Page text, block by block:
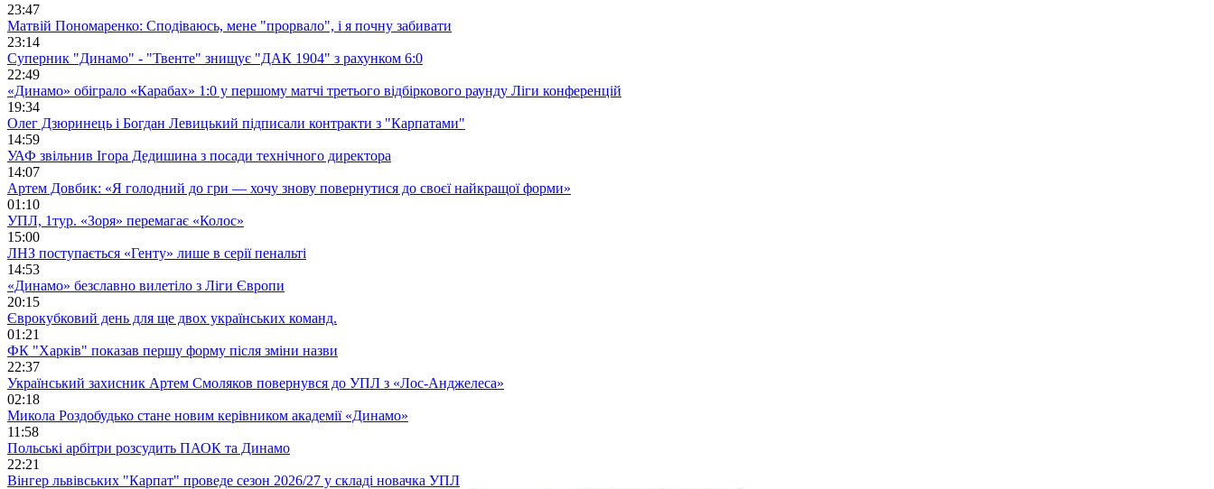
23:47
Матвій Пономаренко: Сподіваюсь, мене "прорвало", і я почну забивати
23:14
Суперник "Динамо" - "Твенте" знищує "ДАК 1904" з рахунком 6:0
22:49
«Динамо» обіграло «Карабах» 1:0 у першому матчі третього відбіркового раунду Ліги конференцій
19:34
Олег Дзюринець і Богдан Левицький підписали контракти з "Карпатами"
14:59
УАФ звільнив Ігора Дедишина з посади технічного директора
14:07
Артем Довбик: «Я голодний до гри — хочу знову повернутися до своєї найкращої форми»
01:10
УПЛ, 1тур. «Зоря» перемагає «Колос»
15:00
ЛНЗ поступається «Генту» лише в серії пенальті
14:53
«Динамо» безславно вилетіло з Ліги Європи
20:15
Єврокубковий день для ще двох українських команд.
01:21
ФК "Харків" показав першу форму після зміни назви
22:37
Український захисник Артем Смоляков повернувся до УПЛ з «Лос-Анджелеса»
02:18
Микола Роздобудько стане новим керівником академії «Динамо»
11:58
Польські арбітри розсудить ПАОК та Динамо
22:21
Вінгер львівських "Карпат" проведе сезон 2026/27 у складі новачка УПЛ